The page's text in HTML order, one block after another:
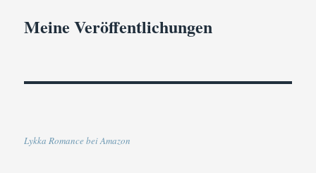
Meine Veröffentlichungen
Lykka Romance bei Amazon